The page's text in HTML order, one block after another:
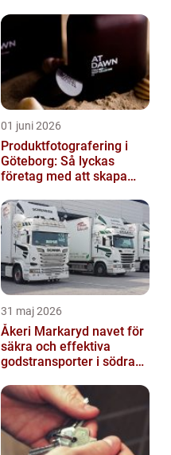
01 juni 2026
Produktfotografering i
Göteborg: Så lyckas
företag med att skapa
31 maj 2026
Åkeri Markaryd navet för
säkra och effektiva
godstransporter i södra